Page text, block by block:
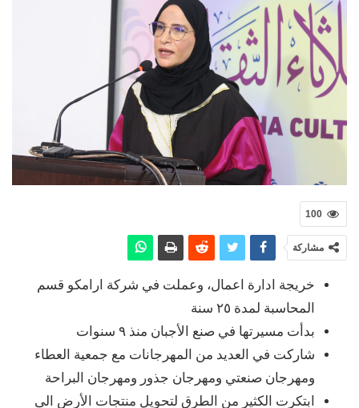
100
مشاركة
خريجة ادارة اعمال، وعملت في شركة ارامكو قسم
المحاسبة لمدة ٢٥ سنة
بدأت مسيرتها في صنع الأجبان منذ ٩ سنوات
شاركت في العديد من المهرجانات مع جمعية العطاء
ومهرجان صنعتي ومهرجان جذور ومهرجان البراحة
ابتكرت الكثير من الطرق لتحويل منتجات الأرض الى